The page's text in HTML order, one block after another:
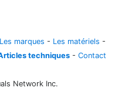
Les marques - Les matériels -
techniques - Contact
Network Inc.